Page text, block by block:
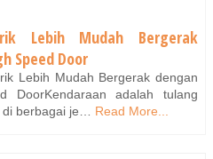
Lebih Mudah Bergerak
Speed Door
Lebih Mudah Bergerak dengan
DoorKendaraan adalah tulang
berbagai je…
Read More...